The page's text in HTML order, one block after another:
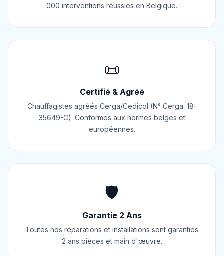
000 interventions réussies en Belgique.
📜
Certifié & Agréé
Chauffagistes agréés Cerga/Cedicol (N° Cerga: 18-
35649-C). Conformes aux normes belges et
européennes.
🛡️
Garantie 2 Ans
Toutes nos réparations et installations sont garanties
2 ans pièces et main d'œuvre.